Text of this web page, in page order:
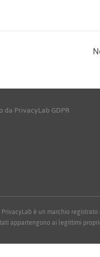
PrivacyLab GDPR
è un marchio
appartengono ai legittimi